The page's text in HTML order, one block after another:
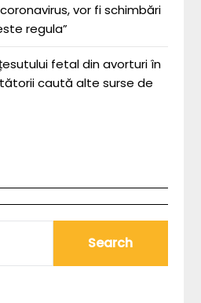
coronavirus, vor fi schimbări
regula”
fetal din avorturi în
caută alte surse de